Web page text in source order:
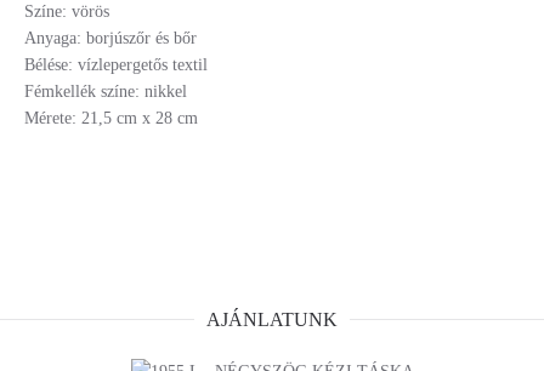
Színe: vörös
Anyaga: borjúszőr és bőr
Bélése: vízlepergetős textil
Fémkellék színe: nikkel
Mérete: 21,5 cm x 28 cm
AJÁNLATUNK